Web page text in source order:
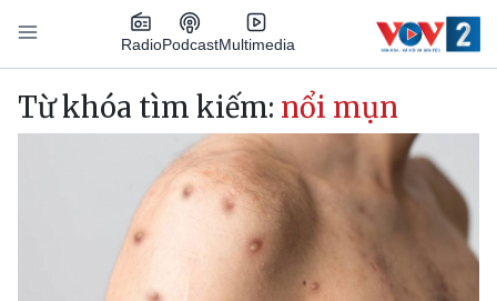
Nhảy đến nội dung
RadioPodcastMultimedia
Main navigation
Từ khóa tìm kiếm: nổi mụn